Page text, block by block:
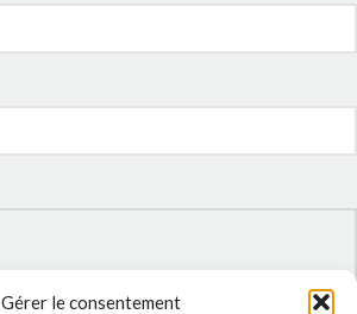
Gérer le consentement